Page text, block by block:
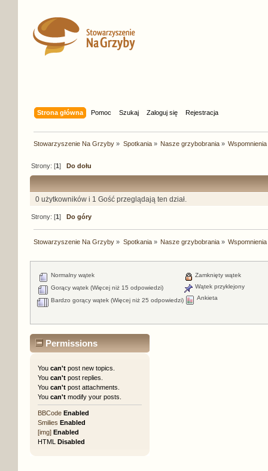
Strona główna Pomoc Szukaj Zaloguj się Rejestracja
Stowarzyszenie Na Grzyby » Spotkania» Nasze grzybobrania»
Strony: [1]Do dołu
0 użytkowników i 1 Gość przeglądają ten dział.
Strony: [1]Do góry
Stowarzyszenie Na Grzyby » Spotkania» Nasze grzybobrania»
Normalny wątek
Gorący wątek (Więcej niż 15 odpowiedzi)
Bardzo gorący wątek (Więcej niż 25 odpowiedzi)
Zamknięty wątek
Wątek przyklejony
Ankieta
Permissions
You can'tpost new topics.
You can'tpost replies.
You can'tpost attachments.
You can'tmodify your posts.
BBCode Enabled
Smilies Enabled
[img] Enabled
HTML Disabled